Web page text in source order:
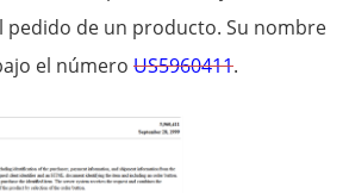
de un producto. Su nombre
el número US5960411.